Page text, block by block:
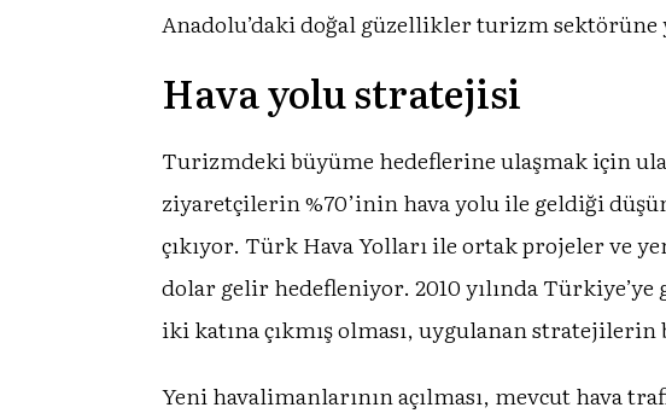
Anadolu’daki doğal güzellikler turizm
Hava yolu stratejisi
Turizmdeki büyüme hedeflerine ulaşmak için
ziyaretçilerin %70’inin hava yolu ile geldiği
çıkıyor. Türk Hava Yolları ile ortak projeler ve
dolar gelir hedefleniyor. 2010 yılında Türkiye’ye
iki katına çıkmış olması, uygulanan stratejilerin
Yeni havalimanlarının açılması, mevcut hava